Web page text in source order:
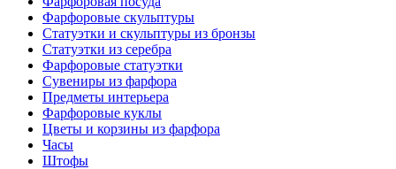
Фарфоровые скульптуры
Статуэтки и скульптуры из бронзы
Статуэтки из серебра
Фарфоровые статуэтки
Сувениры из фарфора
Предметы интерьера
Фарфоровые куклы
Цветы и корзины из фарфора
Часы
Штофы